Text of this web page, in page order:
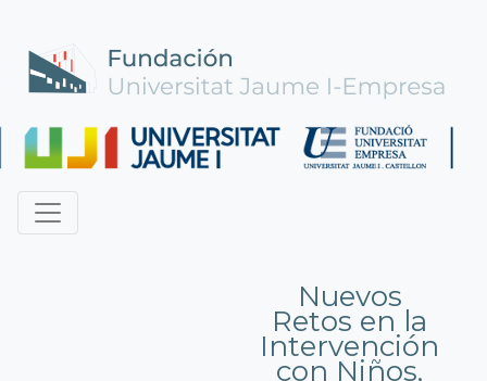
Nuevos
Retos en la
Intervención
con Niños,